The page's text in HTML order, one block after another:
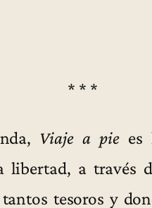
* * *
Viaje a piees
libertad, a través
tesoros y